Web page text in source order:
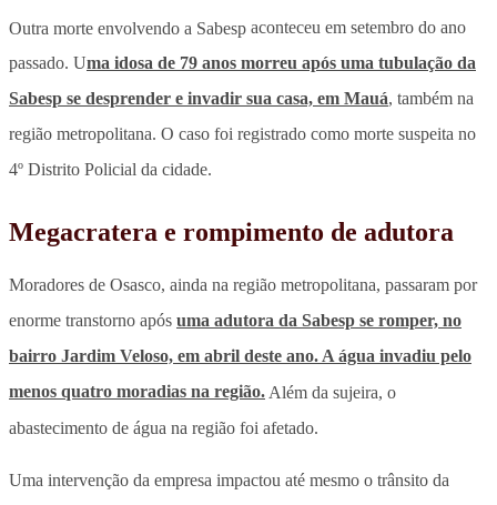
Outra morte envolvendo a Sabesp aconteceu em setembro do ano
passado. Uma idosa de 79 anos morreu após uma tubulação da
Sabesp se desprender e invadir sua casa, em Mauá, também na
região metropolitana. O caso foi registrado como morte suspeita no
4º Distrito Policial da cidade.
Megacratera e rompimento de adutora
Moradores de Osasco, ainda na região metropolitana, passaram por
enorme transtorno após uma adutora da Sabesp se romper, no
bairro Jardim Veloso, em abril deste ano. A água invadiu pelo
menos quatro moradias na região. Além da sujeira, o
abastecimento de água na região foi afetado.
Uma intervenção da empresa impactou até mesmo o trânsito da